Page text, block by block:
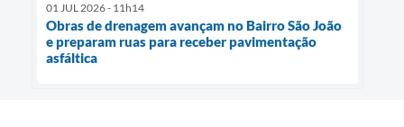
01 JUL 2026 - 11h14
Obras de drenagem avançam no Bairro São João
e preparam ruas para receber pavimentação
asfáltica